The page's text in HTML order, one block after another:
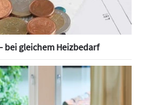
bei gleichem Heizbedarf